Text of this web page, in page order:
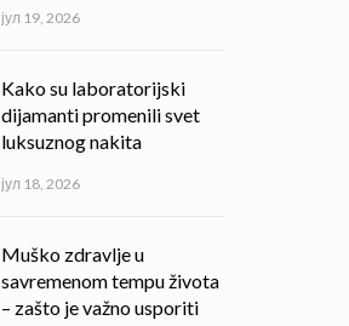
јул 19, 2026
Kako su laboratorijski
dijamanti promenili svet
luksuznog nakita
јул 18, 2026
Muško zdravlje u
savremenom tempu života
– zašto je važno usporiti